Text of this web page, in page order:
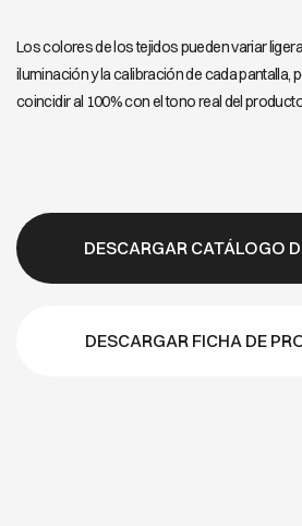
Los colores de los tejidos pueden variar
iluminación y la calibración de cada pantalla,
coincidir al 100% con el tono real del
DESCARGAR CATÁLOGO
DESCARGAR FICHA DE